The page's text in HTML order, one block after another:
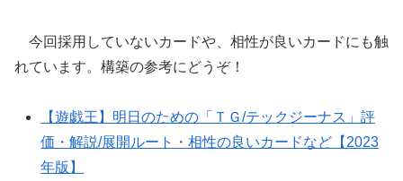
今回採用していないカードや、相性が良いカードにも触
れています。構築の参考にどうぞ！
【遊戯王】明日のための「ＴＧ/テックジーナス」評
価・解説/展開ルート・相性の良いカードなど【2023
年版】